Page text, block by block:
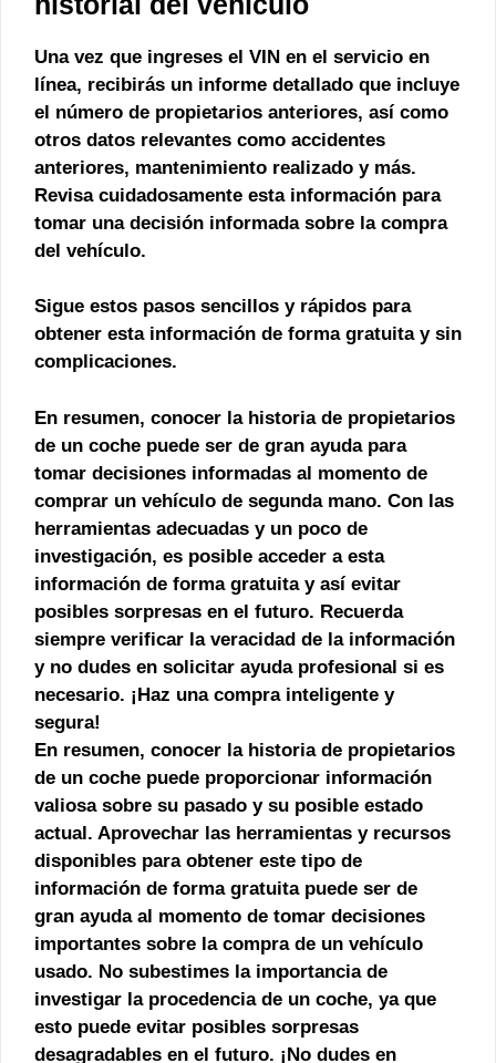
Una vez que ingreses el VIN en el servicio en
línea, recibirás un informe detallado que incluye
el número de propietarios anteriores, así como
otros datos relevantes como accidentes
anteriores, mantenimiento realizado y más.
Revisa cuidadosamente esta información para
tomar una decisión informada sobre la compra
del vehículo.
Sigue estos pasos sencillos y rápidos para
obtener esta información de forma gratuitay sin
complicaciones.
En resumen, conocer la historia de propietarios
de un coche puede ser de gran ayuda para
tomar decisiones informadas al momento de
comprar un vehículo de segunda mano. Con las
herramientas adecuadas y un poco de
investigación, es posible acceder a esta
información de forma gratuita y así evitar
posibles sorpresas en el futuro. Recuerda
siempre verificar la veracidad de la información
y no dudes en solicitar ayuda profesional si es
necesario. ¡Haz una compra inteligente y
segura!
En resumen, conocer la historia de propietarios
de un coche puede proporcionar información
valiosa sobre su pasado y su posible estado
actual. Aprovechar las herramientas y recursos
disponibles para obtener este tipo de
información de forma gratuita puede ser de
gran ayuda al momento de tomar decisiones
importantes sobre la compra de un vehículo
usado. No subestimes la importancia de
investigar la procedencia de un coche, ya que
esto puede evitar posibles sorpresas
desagradables en el futuro. ¡No dudes en